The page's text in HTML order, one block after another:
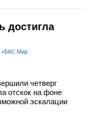
достигла
«БКС Мир
четверг
отскок на фоне
эскалации